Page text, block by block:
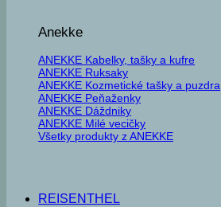
Anekke
ANEKKE Kabelky, tašky a kufre
ANEKKE Ruksaky
ANEKKE Kozmetické tašky a puzdra
ANEKKE Peňaženky
ANEKKE Dáždniky
ANEKKE Milé vecičky
Všetky produkty z ANEKKE
REISENTHEL